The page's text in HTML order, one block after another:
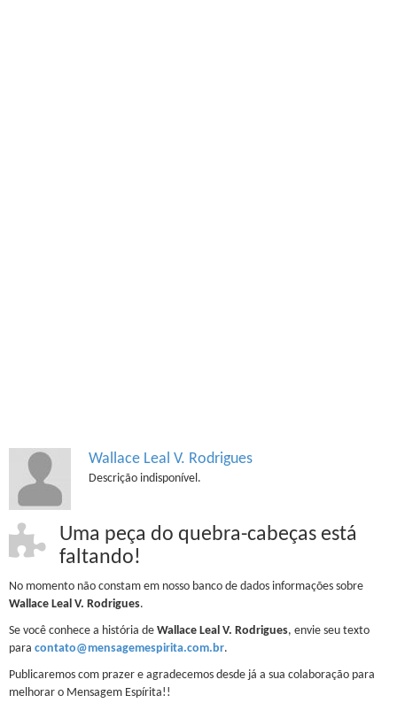
Wallace Leal V. Rodrigues
Descrição indisponível.
Uma peça do quebra-cabeças está
faltando!
No momento não constam em nosso banco de dados informações sobre
Wallace Leal V. Rodrigues.
Se você conhece a história de Wallace Leal V. Rodrigues, envie seu texto
para contato@mensagemespirita.com.br.
Publicaremos com prazer e agradecemos desde já a sua colaboração para
melhorar o Mensagem Espírita!!